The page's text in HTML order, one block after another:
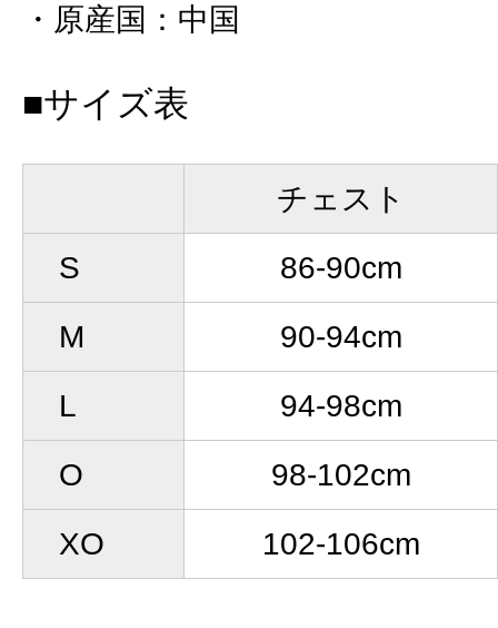
原産国 ： 中国
■サイズ表
チェスト
S
86-90cm
M
90-94cm
L
94-98cm
O
98-102cm
XO
102-106cm